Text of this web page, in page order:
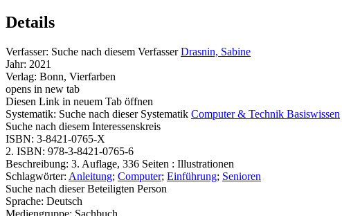
Details
Verfasser: Suche nach diesem Verfasser Drasnin, Sabine
Jahr: 2021
Verlag: Bonn, Vierfarben
opens in new tab
Diesen Link in neuem Tab öffnen
Systematik: Suche nach dieser Systematik Computer & Technik Basiswissen
Suche nach diesem Interessenskreis
ISBN: 3-8421-0765-X
2. ISBN: 978-3-8421-0765-6
Beschreibung: 3. Auflage, 336 Seiten : Illustrationen
Schlagwörter: Anleitung; Computer; Einführung; Senioren
Suche nach dieser Beteiligten Person
Sprache: Deutsch